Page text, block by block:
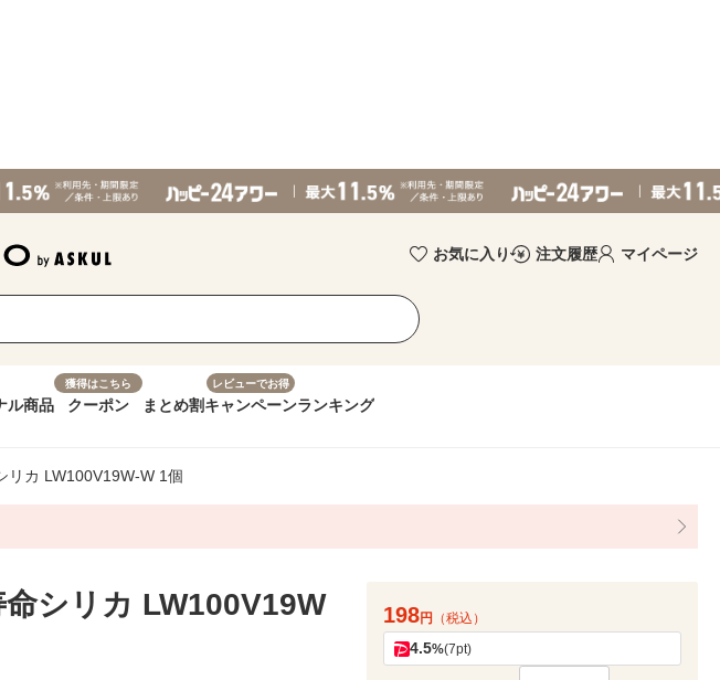
お気に入り 注文履歴 マイページ
ル商品
獲得はこちら
クーポン まとめ割
レビューでお得
キャンペーンランキング
リカ LW100V19W-W 1個
シリカ LW100V19W
198円 （税込）
4.5%(7pt)